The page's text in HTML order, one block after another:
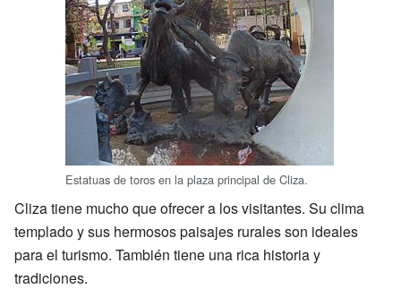
Estatuas de toros en la plaza principal de Cliza.
Cliza tiene mucho que ofrecer a los visitantes. Su clima
templado y sus hermosos paisajes rurales son ideales
para el turismo. También tiene una rica historia y
tradiciones.